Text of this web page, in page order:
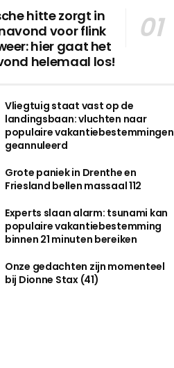
hitte zorgt in
voor flink
hier gaat het
helemaal los!
Vliegtuig staat vast op de
landingsbaan: vluchten naar
populaire vakantiebestemmingen
geannuleerd
Grote paniek in Drenthe en
Friesland bellen massaal 112
Experts slaan alarm: tsunami kan
populaire vakantiebestemming
binnen 21 minuten bereiken
Onze gedachten zijn momenteel
bij Dionne Stax (41)